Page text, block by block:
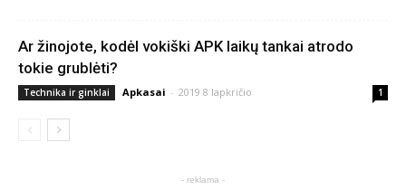
Ar žinojote, kodėl vokiški APK laikų tankai atrodo
tokie grublėti?
Technika ir ginklai Apkasai - 2019 8 lapkričio 1
- reklama -